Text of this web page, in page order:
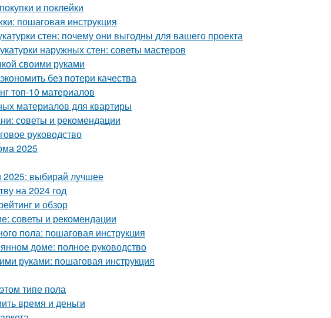
и поклейки
пошаговая инструкция
стен: почему они выгодны для вашего проекта
наружных стен: советы мастеров
своими руками
без потери качества
топ-10 материалов
материалов для квартиры
советы и рекомендации
руководство
2025
выбирай лучшее
на 2024 год
и обзор
советы и рекомендации
пола: пошаговая инструкция
доме: полное руководство
руками: пошаговая инструкция
типе пола
время и деньги